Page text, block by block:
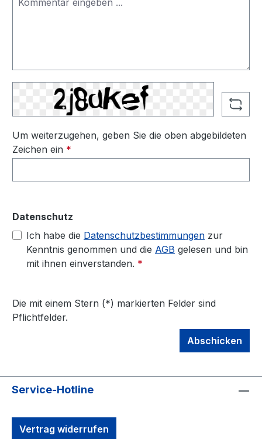
Um weiterzugehen, geben Sie die oben abgebildeten
Zeichen ein *
Datenschutz
Ich habe die Datenschutzbestimmungen zur
Kenntnis genommen und die AGB gelesen und bin
mit ihnen einverstanden. *
Die mit einem Stern (*) markierten Felder sind
Pflichtfelder.
Abschicken
Service-Hotline
Vertrag widerrufen